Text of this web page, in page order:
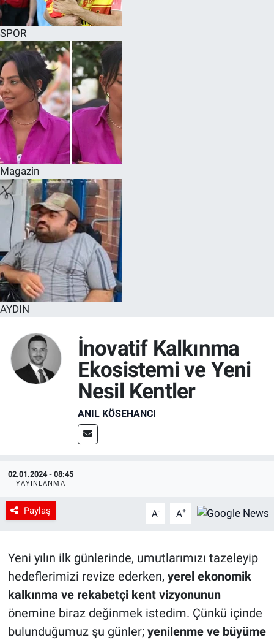
SPOR
Magazin
AYDIN
İnovatif Kalkınma
Ekosistemi ve Yeni
Nesil Kentler
ANIL KÖSEHANCI
02.01.2024 - 08:45
YAYINLANMA
Paylaş A- A+
Yeni yılın ilk günlerinde, umutlarımızı tazeleyip
hedeflerimizi revize ederken, yerel ekonomik
kalkınma ve rekabetçi kent vizyonunun
önemine biraz değinmek istedim. Çünkü içinde
bulunduğumuz şu günler; yenilenme ve büyüme